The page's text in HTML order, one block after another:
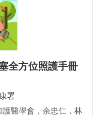
全方位照護手冊
署
醫學會，余忠仁，林